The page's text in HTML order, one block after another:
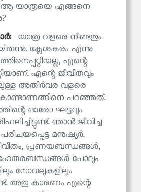
യാത്രയെ എങ്ങനെ
യാത്ര വളരെ നീണ്ടതും
ക്ലേശകരം എന്നു
എന്റെ
എന്റെ ജീവിതവും
അതിർവര വളരെ
പറഞ്ഞത്.
ഓരോ ഘട്ടവും
ഞാൻ ജീവിച്ച
മനുഷ്യർ,
പ്രണയബന്ധങ്ങൾ,
പോലും
നോവലുകളിലും
അതു കാരണം എന്റെ